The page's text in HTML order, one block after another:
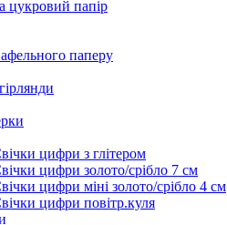
цукровий папір
паперу
цифри з глітером
цифри золото/срібло 7 см
цифри міні золото/срібло 4 см
цифри повітр.куля